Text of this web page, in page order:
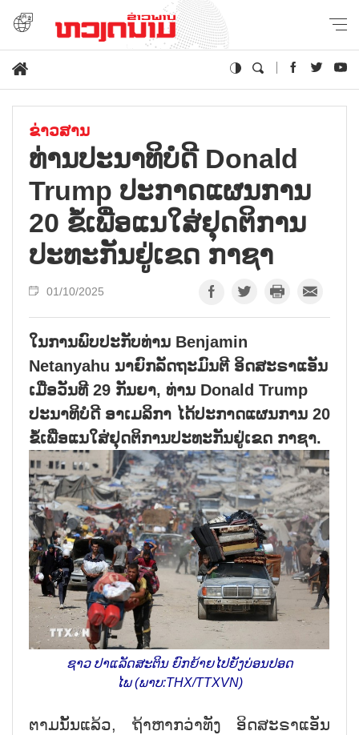
ຂ່າວສານ
ທ່ານ​ປະນາ​ທິ​ບໍ​ດີ Donald
Trump ປະ​ກາດ​ແຜນ​ການ
20 ຂໍ້​ເພື່ອ​ແນ​ໃສ່​ຢຸດ​ຕິ​ການ​
ປະ​ທະ​ກັນ​ຢູ່​ເຂດ ກາ​ຊາ
01/10/2025
ໃນການພົບປະກັບທ່ານ Benjamin
Netanyahu ນາຍົກລັດຖະມົນຕີ ອິດສະຣາແອັນ
ເມື່ອວັນທີ 29 ກັນຍາ, ທ່ານ Donald Trump
ປະນາທິບໍດີ ອາເມລິກາ ໄດ້ປະກາດແຜນການ 20
ຂໍ້ເພື່ອແນໃສ່ຢຸດຕິການປະທະກັນຢູ່ເຂດ ກາຊາ.
ຊາວ ປາແລັດສະຕິນ ຍົກຍ້າຍໄປຍັງບ່ອນປອດ
ໄພ (ພາບ:THX/TTXVN)
ຕາມນັ້ນແລ້ວ, ຖ້າຫາກວ່າທັງ ອິດສະຣາແອັນ